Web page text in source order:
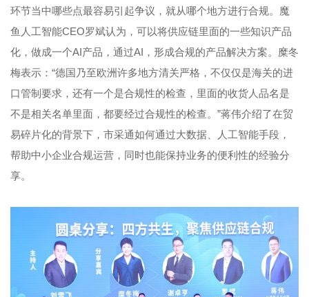
环节当中哪些点最容易引起争议，就从哪个地方进行合规。魔
鱼人工智能CEO罗斌认为，可以将供应链里面的一些知识产品
化，做成一个AI产品，通过AI，形成合规的产品解决方案。糜冬
梅表示：“德国乃至欧洲许多地方清关严格，不仅仅是海关的进
口管制要求，还有一个是合规性的检查，里面的收货人品名是
不是相关名单里面，都要经过合规性的检查。”蒋伟介绍了在贸
易碎片化的背景下，市采通如何通过大数据、人工智能手段，
帮助中小企业合规运营，同时也能保持业务的便利性的经验分
享。